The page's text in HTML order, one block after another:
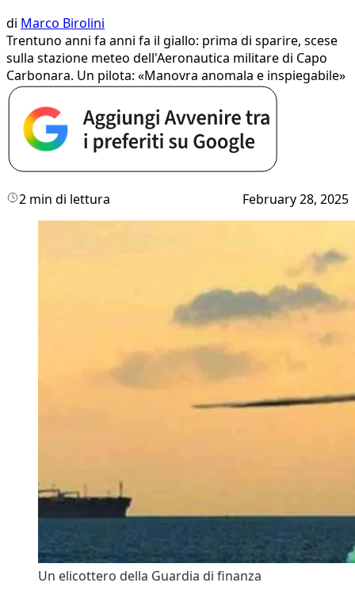
di Marco Birolini
Trentuno anni fa anni fa il giallo: prima di sparire, scese
sulla stazione meteo dell'Aeronautica militare di Capo
Carbonara. Un pilota: «Manovra anomala e inspiegabile»
2 min di lettura February 28, 2025
Un elicottero della Guardia di finanza